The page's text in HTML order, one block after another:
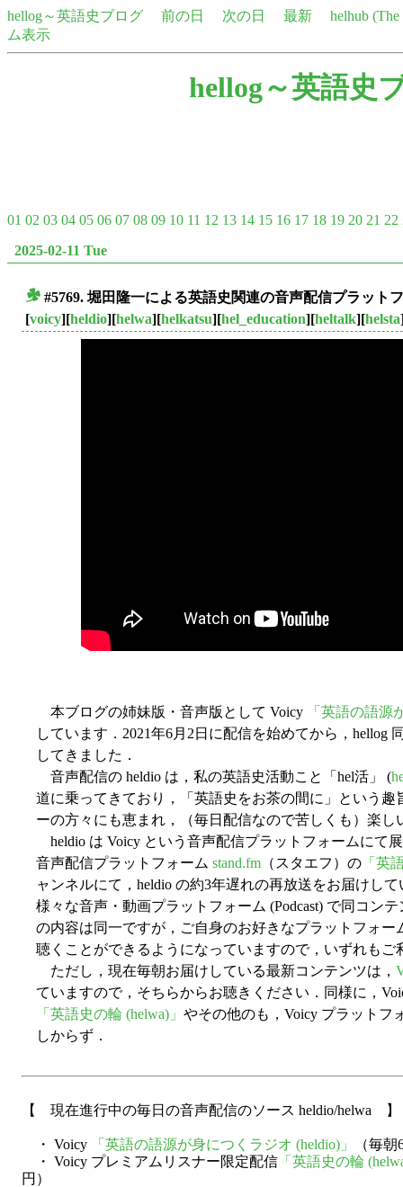
hellog～英語史ブログ 前の日 次の日 最新
helhub
ム表示
hellog～英語史
01 02 03 04 05 06 07 08 09 10 11 12 13 14 15 16 17 18 19 20 21 22
2025-02-11 Tue
#5769. 堀田隆一による英語史関連の音声配信プラット
[voicy][heldio][helwa][helkatsu][hel_education][heltalk][helsta
本ブログの姉妹版・音声版として Voicy
「英語の語源
しています．2021年6月2日に配信を始めてから，hellog
してきました．
音声配信の heldio は，私の英語史活動こと「hel活」 (
道に乗ってきており，「英語史をお茶の間に」という
ーの方々にも恵まれ，（毎日配信なので苦しくも）楽し
heldio は Voicy という音声配信プラットフォームにて
音声配信プラットフォーム stand.fm （スタエフ）の 「英
ャンネルにて，heldio の約3年遅れの再放送をお届けし
様々な音声・動画プラットフォーム (Podcast) で同コン
の内容は同一ですが，ご自身のお好きなプラットフォー
聴くことができるようになっていますので，いずれも
ただし，現在毎朝お届けしている最新コンテンツは，
ていますので，そちらからお聴きください．同様に，
「英語史の輪 (helwa)」 やその他のも，Voicy プラットフ
しからず．
【 現在進行中の毎日の音声配信のソース heldio/helwa 】
・ Voicy 「英語の語源が身につくラジオ (heldio)」
（毎
・ Voicy プレミアムリスナー限定配信 「英語史の輪
円）